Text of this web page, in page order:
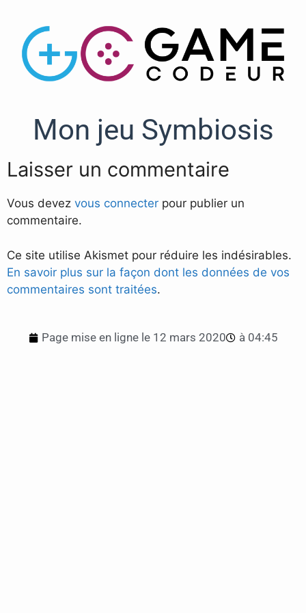
Mon jeu Symbiosis
Laisser un commentaire
Vous devez vous connecter pour publier un
commentaire.
Ce site utilise Akismet pour réduire les indésirables.
En savoir plus sur la façon dont les données de vos
commentaires sont traitées.
Page mise en ligne le 12 mars 2020 à 04:45